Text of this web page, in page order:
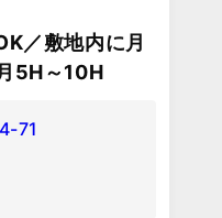
／敷地内に月
5H～10H
71